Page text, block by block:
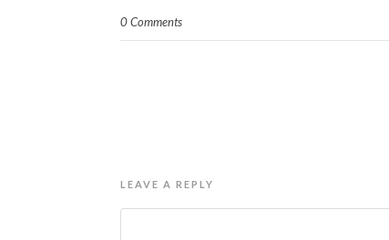
0 Comments
LEAVE A REPLY